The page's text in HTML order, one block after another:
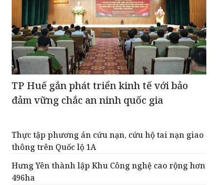
TP Huế gắn phát triển kinh tế với bảo
đảm vững chắc an ninh quốc gia
Thực tập phương án cứu nạn, cứu hộ tai nạn giao
thông trên Quốc lộ 1A
Hưng Yên thành lập Khu Công nghệ cao rộng hơn
496ha